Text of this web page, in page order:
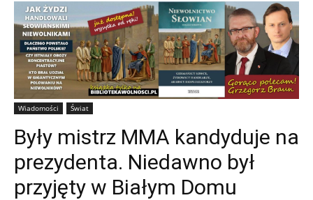
Wiadomości Świat
Były mistrz MMA kandyduje na
prezydenta. Niedawno był
przyjęty w Białym Domu